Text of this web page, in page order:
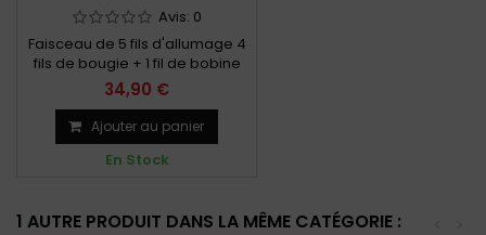
Avis: 0
Faisceau de 5 fils d'allumage 4
fils de bougie + 1 fil de bobine
pour tous modèles de R4
berline et fourgonnette F4 et F6
34,90 €
Ajouter au panier
En Stock
1 AUTRE PRODUIT DANS LA MÊME CATÉGORIE :